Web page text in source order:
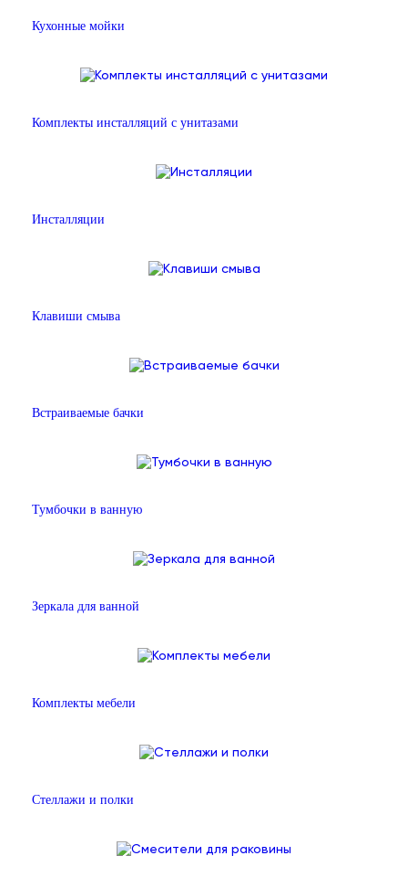
Кухонные мойки
Комплекты инсталляций с унитазами
Инсталляции
Клавиши смыва
Встраиваемые бачки
Тумбочки в ванную
Зеркала для ванной
Комплекты мебели
Стеллажи и полки